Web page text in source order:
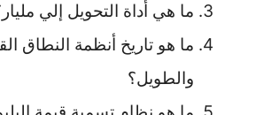
ما هي أداة التحويل إلي
ما هو تاريخ أنظمة النطاق
والطويل؟